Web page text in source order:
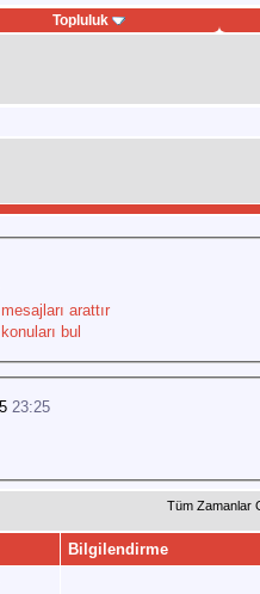
Topluluk
arattır
bul
23:25
Tüm Zamanlar
Bilgilendirme